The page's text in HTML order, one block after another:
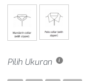
Pilih Ukuran